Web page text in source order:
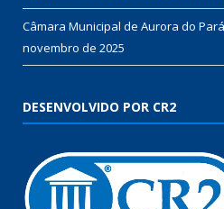
Câmara Municipal de Aurora do
novembro de 2025
DESENVOLVIDO POR CR2